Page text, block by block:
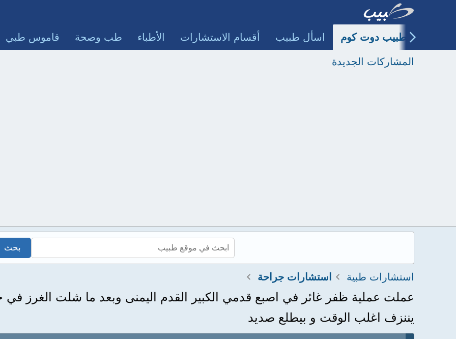
طبيب دوت كوم اسأل طبيب أقسام الاستشارات الأطباء طب وصحة قاموس طبي
المشاركات الجديدة
استشارات طبية استشارات جراحة
عملت عملية ظفر غائر في اصبع قدمي الكبير القدم اليمنى وبعد ما شلت الغرز في
يننزف اغلب الوقت و بيطلع صديد